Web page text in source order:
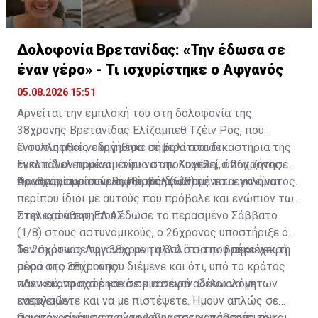
Δολοφονία Βρετανίδας: «Την έδωσα σε
έναν γέρο» - Τι ισχυρίστηκε ο Αφγανός
05.08.2026 15:51
Αρνείται την εμπλοκή του στη δολοφονία της
38χρονης Βρετανίδας Ελίζαμπεθ Τζέιν Ρος, που
εντοπίστηκε νεκρή μέσα σε βαλίτσα σε
εγκαταλελειμμένο κτίριο στην Κυψέλη, ο 26χρονος
Αφγανός που συνελήφθη ως δράστης του εγκλήματος.
Ο συλληφθείς οδηγήθηκε σήμερα στα δικαστήρια της
Ευελπίδων προκειμένου να απολογηθεί, όπου ζήτησε
προθεσμία για αύριο, Πέμπτη (6/8).
Οι ισχυρισμοί που θα προβάλει αναμένεται να είναι
περίπου ίδιοι με αυτούς που πρόβαλε και ενώπιον των
στελεχών της ΕΛ.ΑΣ.
Στην κατάθεση που έδωσε το περασμένο Σάββατο
(1/8) στους αστυνομικούς, ο 26χρονος υποστήριξε ότι
δεν σκότωσε την 38χρονη αλλά ότι την βρήκε νεκρή
μέσα στο σπίτι όπου διέμενε και ότι, υπό το κράτος
πανικού, προχώρησε σε μια σειρά αδικαιολόγητων
ενεργειών.
Το 26χρονος Αφγανός με τη βαλίτσα που περιέχει τη
σορό της 38χρονης:
«Δεν έκανα ποτέ κακό σε κανέναν. Θέλω να με
καταλάβετε και να με πιστέψετε. Ήμουν απλώς σε